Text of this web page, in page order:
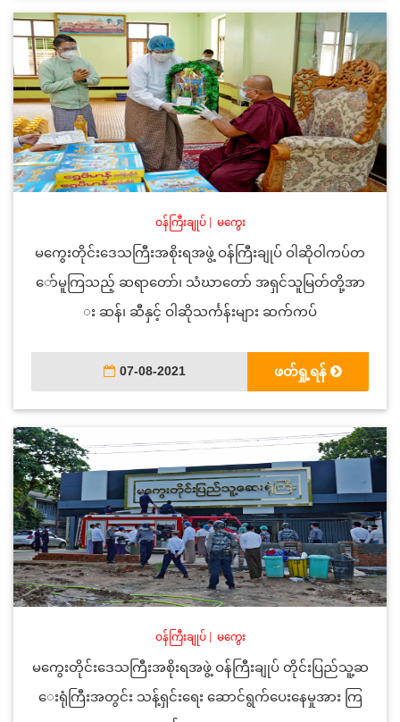
ဝန်ကြီးချုပ်| မကွေး
မကွေးတိုင်းဒေသကြီးအစိုးရအဖွဲ့ ဝန်ကြီးချုပ် ဝါဆိုဝါကပ်တ
ော်မူကြသည့် ဆရာတော်၊ သံဃာတော် အရှင်သူမြတ်တို့အာ
း ဆန်၊ ဆီနှင့် ဝါဆိုသင်္ကန်းများ ဆက်ကပ်
07-08-2021 ဖတ်ရှု့ရန်
ဝန်ကြီးချုပ်| မကွေး
မကွေးတိုင်းဒေသကြီးအစိုးရအဖွဲ့ ဝန်ကြီးချုပ် တိုင်းပြည်သူ့ဆ
ေးရုံကြီးအတွင်း သန့်ရှင်းရေး ဆောင်ရွက်ပေးနေမှုအား ကြ